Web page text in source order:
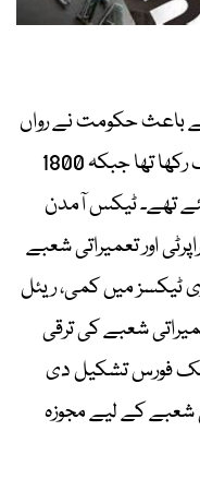
باعث حکومت نے رواں
مالی سال کے بجٹ میں بڑا ٹیکس ہدف رکھا تھا جبکہ 1800
تھے۔ ٹیکس آمدن
اور تعمیراتی شعبے
ٹیکسز میں کمی، ریئل
شعبے کی ترقی
فورس تشکیل دی
شعبے کے لیے مجوزہ